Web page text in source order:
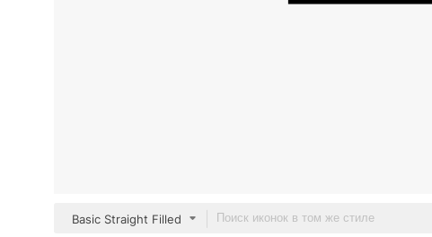
Basic Straight Filled